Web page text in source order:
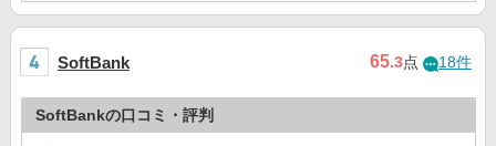
SoftBank 65.3点 18件
SoftBankの口コミ・評判